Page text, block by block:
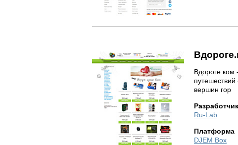
Вдороге.ком
вершин гор
Разработчик
Ru-Lab
Платформа
DJEM Box